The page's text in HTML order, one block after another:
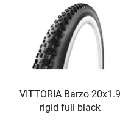
VITTORIA Barzo 20x1.9
rigid full black